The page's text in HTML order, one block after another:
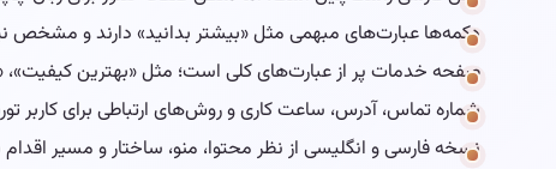
دکمه‌ها عبارت‌های مبهمی مثل «بیشتر بدانید» دارند و مشخص
صفحه خدمات پر از عبارت‌های کلی است؛ مثل «بهترین
شماره تماس، آدرس، ساعت کاری و روش‌های ارتباطی برای کاربر
نسخه فارسی و انگلیسی از نظر محتوا، منو، ساختار و مسیر اقدام